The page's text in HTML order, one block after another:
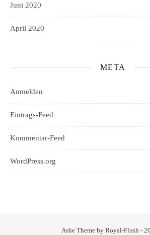
Juni 2020
April 2020
META
Anmelden
Eintrags-Feed
Kommentar-Feed
WordPress.org
Ashe Theme by Royal-Flush -